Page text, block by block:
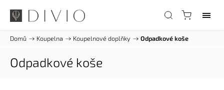
Domů / Koupelna / Koupelnové doplňky / Odpadkové koše
Odpadkové koše